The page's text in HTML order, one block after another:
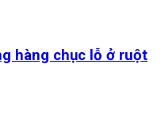
hàng chục lỗ ở ruột